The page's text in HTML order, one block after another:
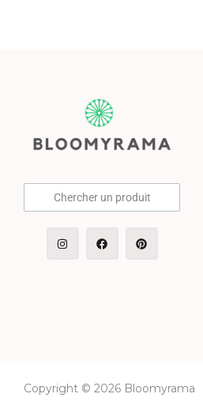
Chercher un produit
Copyright © 2026 Bloomyrama